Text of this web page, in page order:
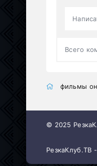
Всего
фильмы
© 2025
РезкаКлуб.ТВ